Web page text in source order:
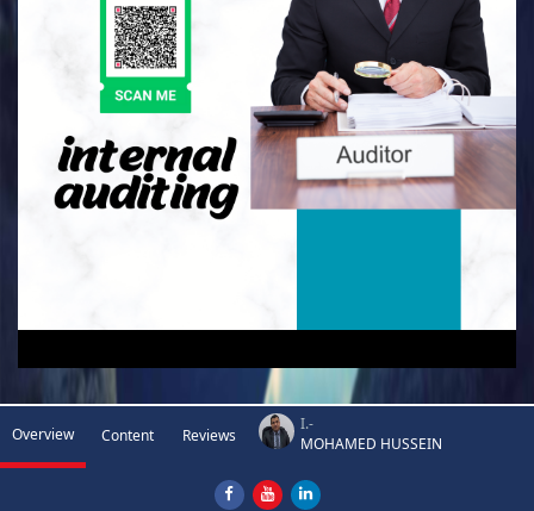
Overview Content Reviews
I.-
MOHAMED HUSSEIN